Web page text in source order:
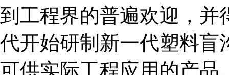
到工程界的普遍欢迎，并
代开始研制新一代塑料盲
可供实际工程应用的产品